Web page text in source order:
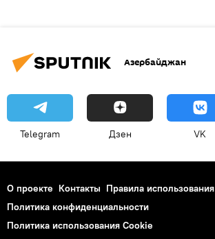
Азербайджан
Telegram Дзен VK
О проекте Контакты Правила использования
Политика конфиденциальности
Политика использования Cookie